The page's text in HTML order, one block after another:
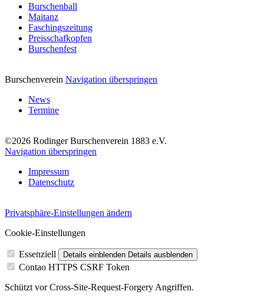
Burschenball
Maitanz
Faschingszeitung
Preisschafkopfen
Burschenfest
Burschenverein Navigation überspringen
News
Termine
©2026 Rodinger Burschenverein 1883 e.V.
Navigation überspringen
Impressum
Datenschutz
Privatsphäre-Einstellungen ändern
Cookie-Einstellungen
Essenziell Details einblenden Details ausblenden
Contao HTTPS CSRF Token
Schützt vor Cross-Site-Request-Forgery Angriffen.